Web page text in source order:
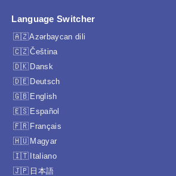
Language Switcher
Azərbaycan dili
Čeština
Dansk
Deutsch
English
Español
Français
Magyar
Italiano
日本語